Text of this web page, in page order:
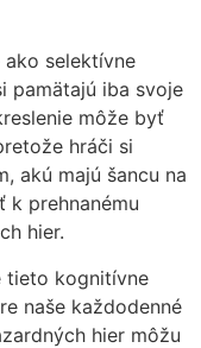
ako selektívne
pamätajú iba svoje
môže byť
hráči si
akú majú šancu na
k prehnanému
hier.
tieto kognitívne
naše každodenné
hier môžu